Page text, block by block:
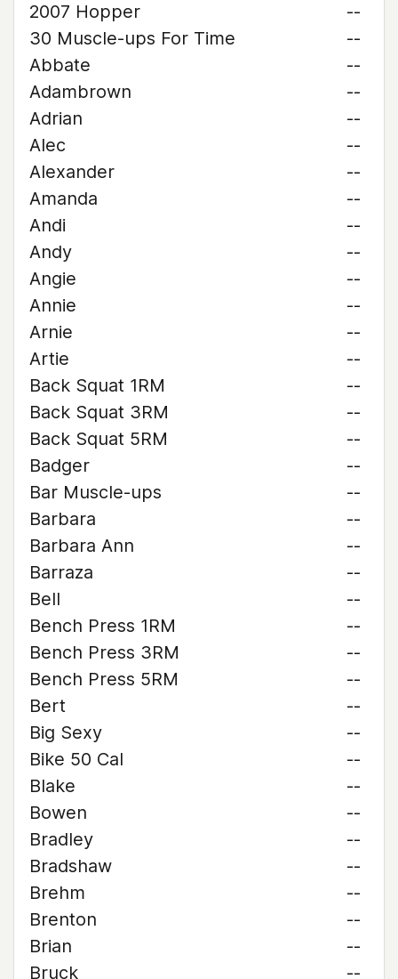
2007 Hopper
--
30 Muscle-ups For Time
--
Abbate
--
Adambrown
--
Adrian
--
Alec
--
Alexander
--
Amanda
--
Andi
--
Andy
--
Angie
--
Annie
--
Arnie
--
Artie
--
Back Squat 1RM
--
Back Squat 3RM
--
Back Squat 5RM
--
Badger
--
Bar Muscle-ups
--
Barbara
--
Barbara Ann
--
Barraza
--
Bell
--
Bench Press 1RM
--
Bench Press 3RM
--
Bench Press 5RM
--
Bert
--
Big Sexy
--
Bike 50 Cal
--
Blake
--
Bowen
--
Bradley
--
Bradshaw
--
Brehm
--
Brenton
--
Brian
--
Bruck
--